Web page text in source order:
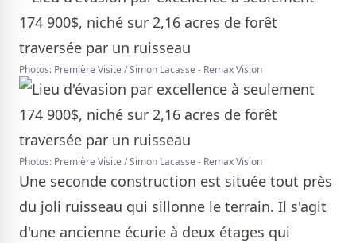
Photos: Première Visite / Simon Lacasse - Remax Vision
Photos: Première Visite / Simon Lacasse - Remax Vision
Une seconde construction est située tout près
du joli ruisseau qui sillonne le terrain. Il s'agit
d'une ancienne écurie à deux étages qui